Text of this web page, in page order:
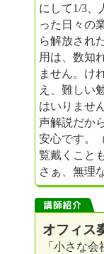
にして1/3、
った日々の
ら解放され
用は、数知
ません。け
え、難しい
はいりませ
声解説だか
安心です。
覧戴くこと
さぁ、無理
オフィス
「小さな